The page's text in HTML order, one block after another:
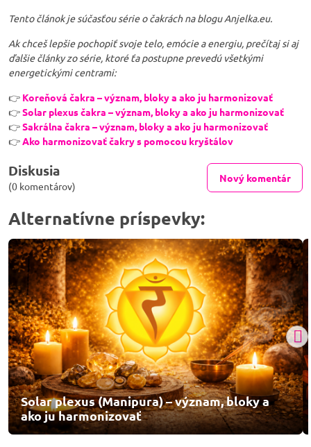
Tento článok je súčasťou série o čakrách na blogu Anjelka.eu.
Ak chceš lepšie pochopiť svoje telo, emócie a energiu, prečítaj si aj
ďalšie články zo série, ktoré ťa postupne prevedú všetkými
energetickými centrami:
👉 Koreňová čakra – význam, bloky a ako ju harmonizovať
👉Solar plexus čakra – význam, bloky a ako ju harmonizovať
👉Sakrálna čakra – význam, bloky a ako ju harmonizovať
👉 Ako harmonizovať čakry s pomocou kryštálov
Diskusia
(0 komentárov)
Nový komentár
Alternatívne príspevky:
Solar plexus (Manipura) – význam, bloky a
ako ju harmonizovať